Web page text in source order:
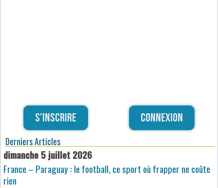
S'inscrire Connexion
Derniers Articles
dimanche 5 juillet 2026
France – Paraguay : le football, ce sport où frapper ne coûte
rien